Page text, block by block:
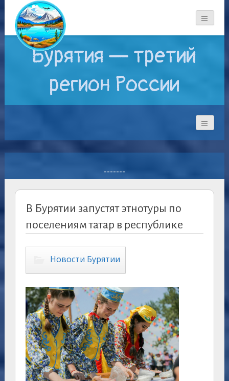
Бурятия — третий
регион России
-------
В Бурятии запустят этнотуры по
поселениям татар в республике
Новости Бурятии